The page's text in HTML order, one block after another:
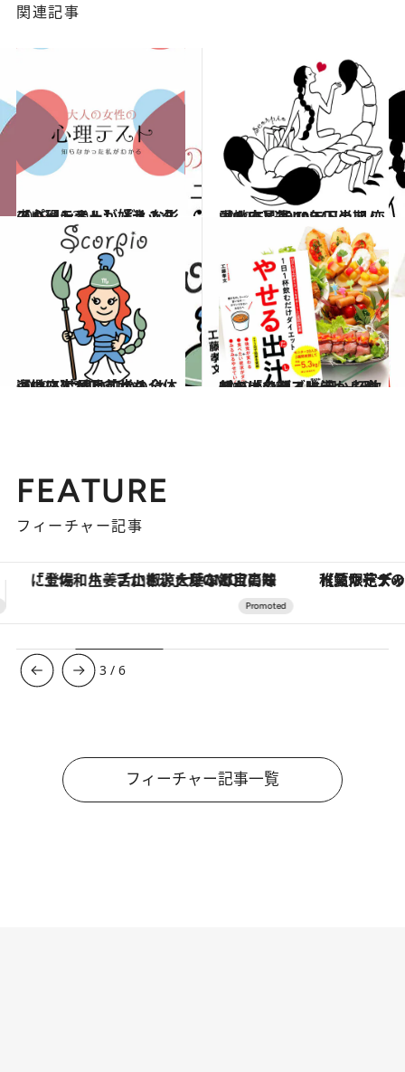
関連記事
2019.10.30
【心理テスト】「セックスパートナー」 どんな形のキャンドルが好き？
占い 2019.6.15
【蠍座】2019年下半期 恋愛＆SEX運 JINMUのアムール占星術
占い
2019.10.26
【蠍座】11月前半の全体運は？ 片思い中の人は、ついに恋が叶うかも
占い 2019.6.25
噂の「やせる出汁」レシピを大公開！ 一日一杯飲むだけでデブ味覚から脱却
ライフスタイル
FEATURE
フィーチャー記事
【夏限定ディナーコース】旬を迎える稚鮎や花ズッキーニなどをイタリア・トスカーナの郷土料理の手法で満喫！ 【銀座で出合う最旬美容】美髪ケアや上質
3 /6
フィーチャー記事一覧